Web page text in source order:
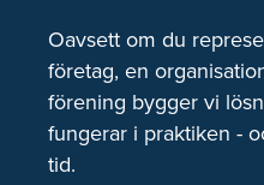
Oavsett om du
företag, en
förening bygger vi
fungerar i praktiken -
tid.